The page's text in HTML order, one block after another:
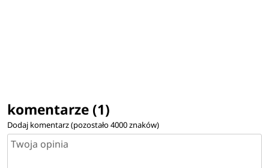
komentarze (1)
Dodaj komentarz (pozostało4000znaków)